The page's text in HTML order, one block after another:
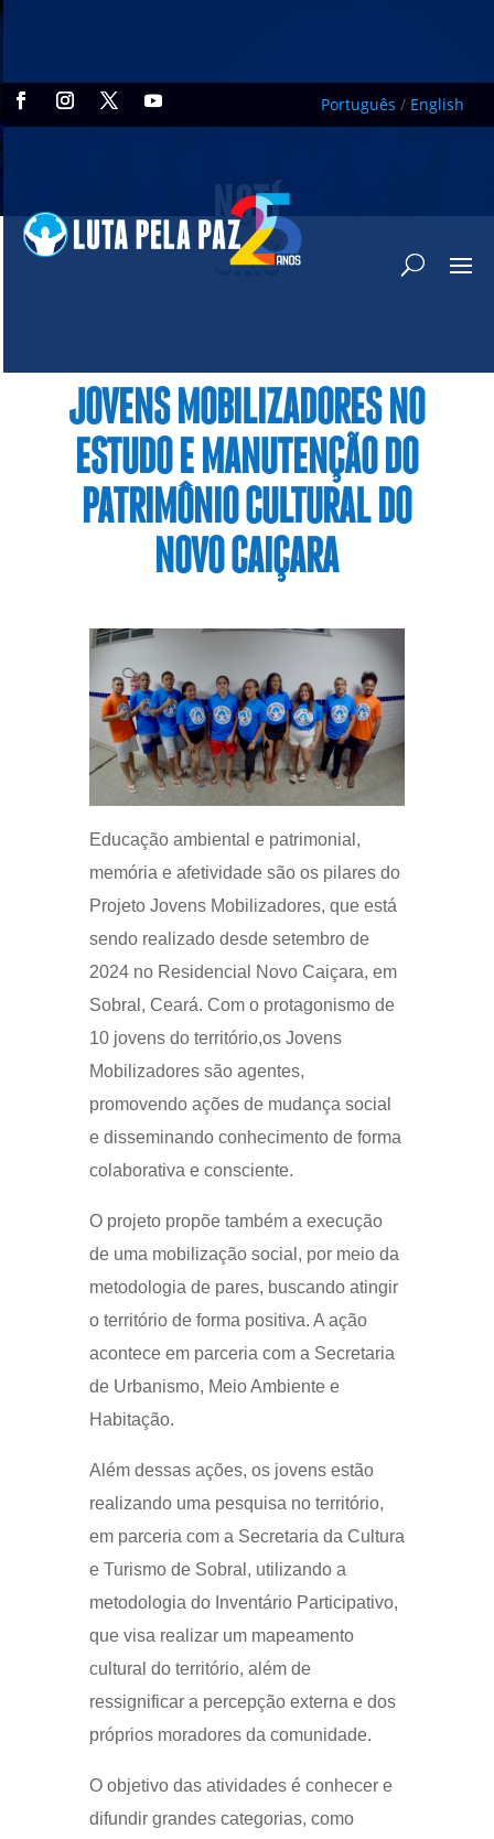
Português / English
NOTÍ
CIAS
JOVENS MOBILIZADORES NO
ESTUDO E MANUTENÇÃO DO
PATRIMÔNIO CULTURAL DO
NOVO CAIÇARA
Educação ambiental e patrimonial,
memória e afetividade são os pilares do
Projeto Jovens Mobilizadores, que está
sendo realizado desde setembro de
2024 no Residencial Novo Caiçara, em
Sobral, Ceará. Com o protagonismo de
10 jovens do território,os Jovens
Mobilizadores são agentes,
promovendo ações de mudança social
e disseminando conhecimento de forma
colaborativa e consciente.
O projeto propõe também a execução
de uma mobilização social, por meio da
metodologia de pares, buscando atingir
o território de forma positiva. A ação
acontece em parceria com a Secretaria
de Urbanismo, Meio Ambiente e
Habitação.
Além dessas ações, os jovens estão
realizando uma pesquisa no território,
em parceria com a Secretaria da Cultura
e Turismo de Sobral, utilizando a
metodologia do Inventário Participativo,
que visa realizar um mapeamento
cultural do território, além de
ressignificar a percepção externa e dos
próprios moradores da comunidade.
O objetivo das atividades é conhecer e
difundir grandes categorias, como